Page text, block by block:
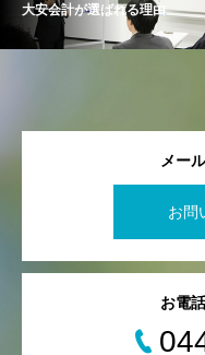
大安会計が選ばれる理由
メー
お問
お電